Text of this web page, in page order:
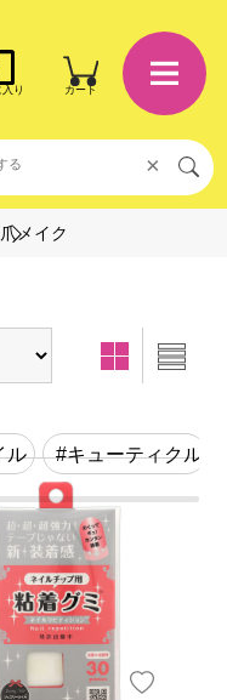
り カート
×
爪メイク
ル #キューティクル